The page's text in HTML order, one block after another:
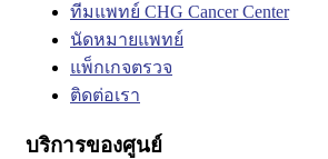
ทีมแพทย์ CHG Cancer Center
นัดหมายแพทย์
แพ็กเกจตรวจ
ติดต่อเรา
บริการของศูนย์